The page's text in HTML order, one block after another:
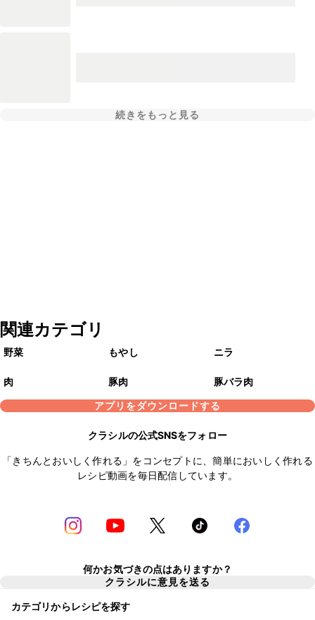
続きをもっと見る
関連カテゴリ
野菜 もやし ニラ
肉 豚肉
豚バラ肉
アプリをダウンロードする
クラシルの公式SNSをフォロー
「きちんとおいしく作れる」をコンセプトに、簡単においしく作れる
レシピ動画を毎日配信しています。
何かお気づきの点はありますか？
クラシルに意見を送る
カテゴリからレシピを探す